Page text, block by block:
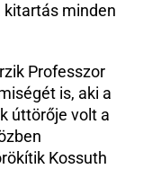
kitartás minden
Professzor
is, aki a
úttörője volt a
Kossuth